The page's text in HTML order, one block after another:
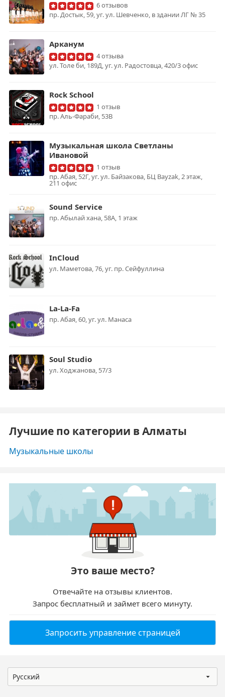
6 отзывов
пр. Достык, 59, уг. ул. Шевченко, в здании ЛГ № 35
Арканум
4 отзыва
ул. Толе би, 189Д, уг. ул. Радостовца, 420/3 офис
Rock School
1 отзыв
пр. Аль-Фараби, 53В
Музыкальная школа Светланы
Ивановой
1 отзыв
пр. Абая, 52Г, уг. ул. Байзакова, БЦ Bayzak, 2 этаж,
211 офис
Sound Service
пр. Абылай хана, 58А, 1 этаж
InCloud
ул. Маметова, 76, уг. пр. Сейфуллина
La-La-Fa
пр. Абая, 60, уг. ул. Манаса
Soul Studio
ул. ​Ходжанова, 57/3
Лучшие по категории в Алматы
Музыкальные школы
Это ваше место?
Отвечайте на отзывы клиентов.
Запрос бесплатный и займет всего минуту.
Запросить управление страницей
Русский